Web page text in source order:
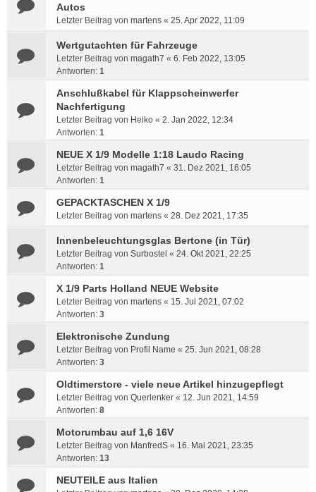
Autos
Letzter Beitrag von martens « 25. Apr 2022, 11:09
Wertgutachten für Fahrzeuge
Letzter Beitrag von magath7 « 6. Feb 2022, 13:05
Antworten: 1
Anschlußkabel für Klappscheinwerfer
Nachfertigung
Letzter Beitrag von Heiko « 2. Jan 2022, 12:34
Antworten: 1
NEUE X 1/9 Modelle 1:18 Laudo Racing
Letzter Beitrag von magath7 « 31. Dez 2021, 16:05
Antworten: 1
GEPACKTASCHEN X 1/9
Letzter Beitrag von martens « 28. Dez 2021, 17:35
Innenbeleuchtungsglas Bertone (in Tür)
Letzter Beitrag von Surbostel « 24. Okt 2021, 22:25
Antworten: 1
X 1/9 Parts Holland NEUE Website
Letzter Beitrag von martens « 15. Jul 2021, 07:02
Antworten: 3
Elektronische Zundung
Letzter Beitrag von Profil Name « 25. Jun 2021, 08:28
Antworten: 3
Oldtimerstore - viele neue Artikel hinzugepflegt
Letzter Beitrag von Querlenker « 12. Jun 2021, 14:59
Antworten: 8
Motorumbau auf 1,6 16V
Letzter Beitrag von ManfredS « 16. Mai 2021, 23:35
Antworten: 13
NEUTEILE aus Italien